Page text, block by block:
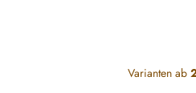
Varianten ab